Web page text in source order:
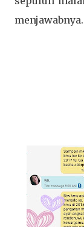
menjawabnya.